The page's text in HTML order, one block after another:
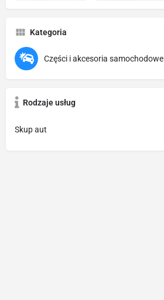
Kategoria
Części i akcesoria samochodowe
Rodzaje usług
Skup aut